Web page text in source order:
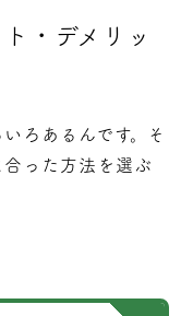
・デメリッ
ろあるんです。そ
った方法を選ぶ